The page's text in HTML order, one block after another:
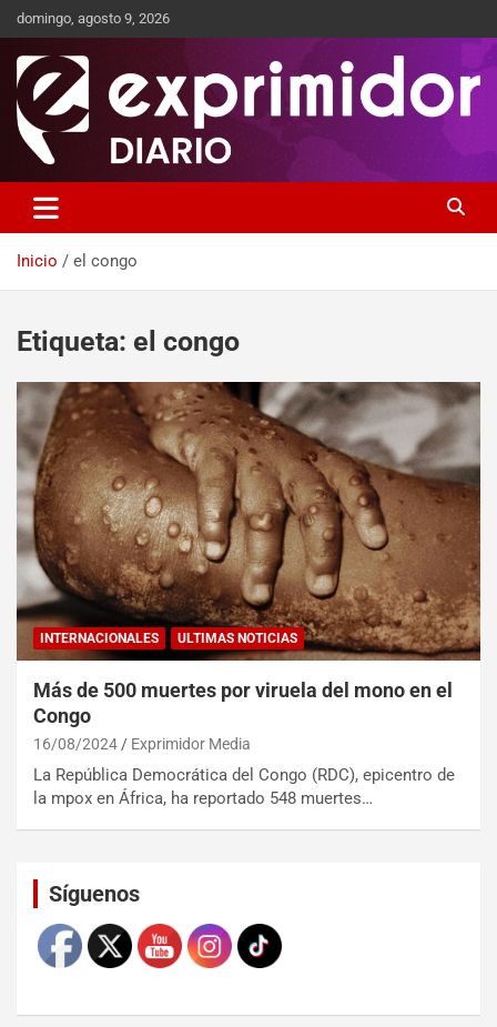
domingo, agosto 9, 2026
Exprimidor media
Inicio el congo
Etiqueta: el congo
INTERNACIONALES ULTIMAS NOTICIAS
Más de 500 muertes por viruela del mono en el
Congo
16/08/2024 Exprimidor Media
La República Democrática del Congo (RDC), epicentro de
la mpox en África, ha reportado 548 muertes…
Síguenos